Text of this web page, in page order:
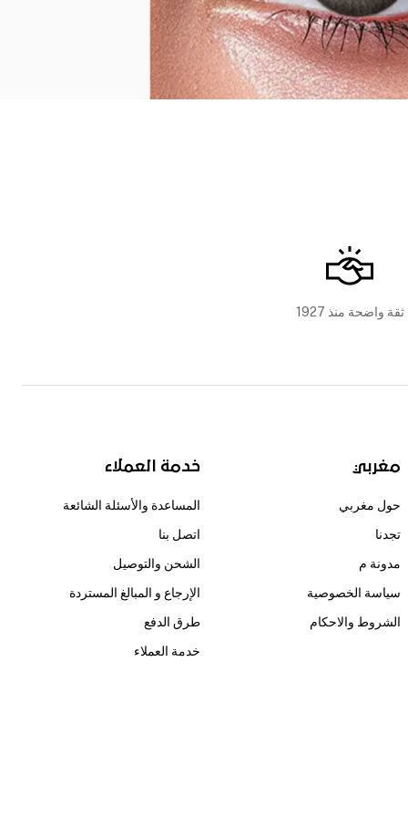
ثقة واضحة منذ 1927
مغربي
حول مغربي
تجدنا
مدونة م
سياسة الخصوصية
الشروط والاحكام
خدمة العملاء
المساعدة والأسئلة الشائعة
اتصل بنا
الشحن والتوصيل
الإرجاع و المبالغ المستردة
طرق الدفع
خدمة العملاء